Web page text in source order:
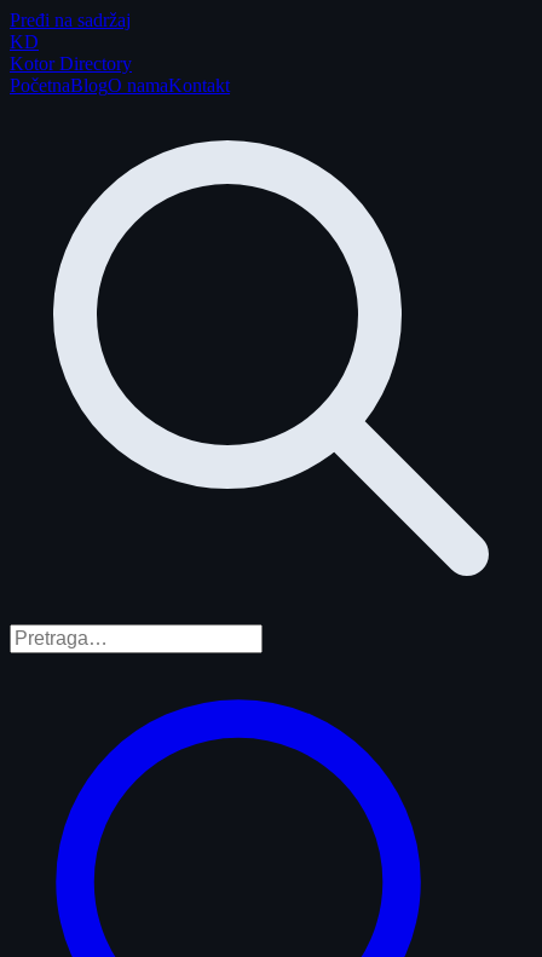
Pređi na sadržaj
KD
Kotor Directory
PočetnaBlogO namaKontakt